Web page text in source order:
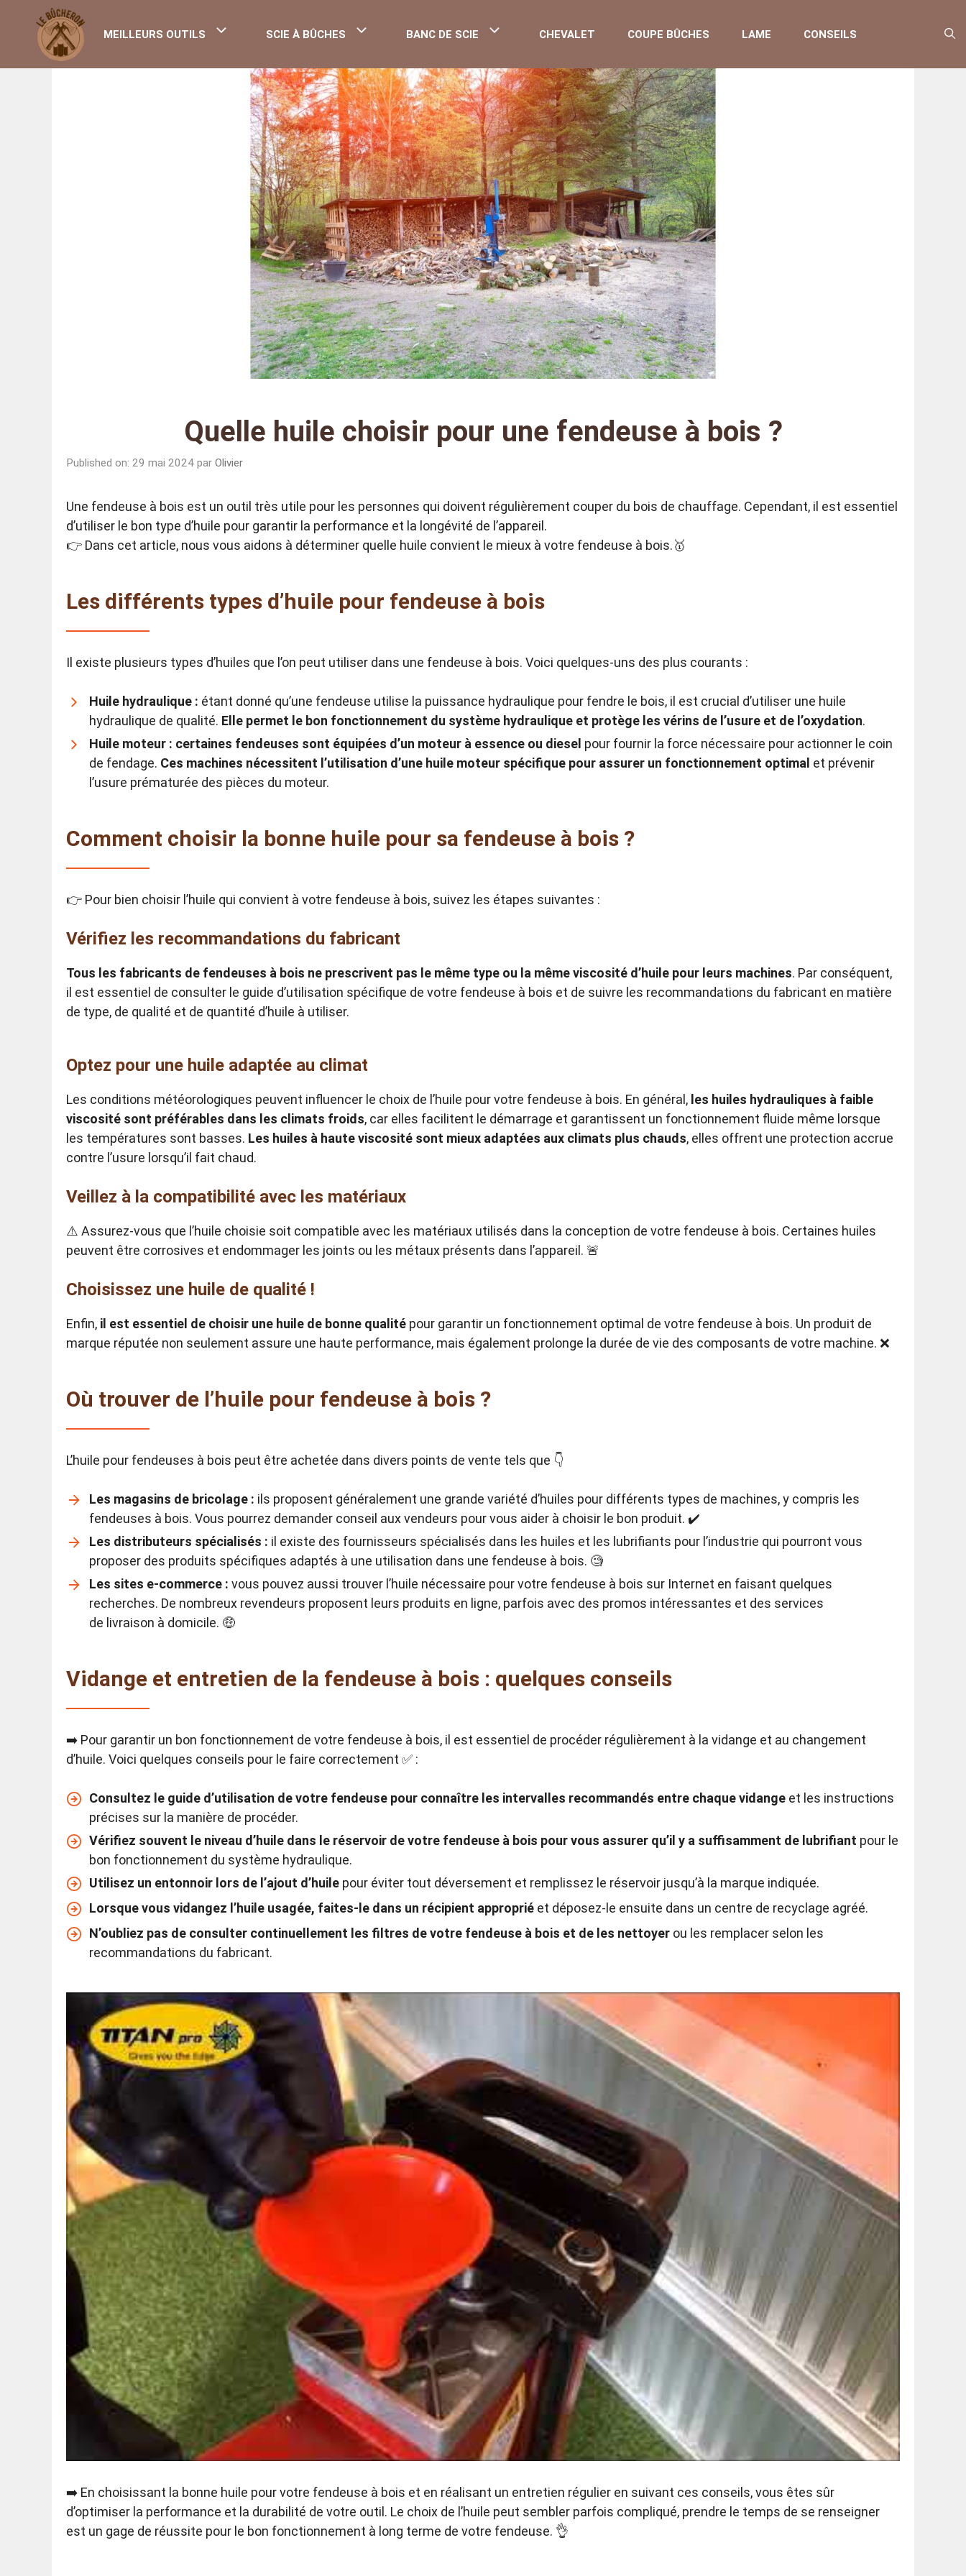
contenu
MEILLEURS OUTILS SCIE À BÛCHES BANC DE SCIE CHEVALET COUPE BÛCHES LAME CONSEILS
Quelle huile choisir pour une fendeuse à bois ?
Published on: 29 mai 2024 par Olivier
Une fendeuse à bois est un outil très utile pour les personnes qui doivent régulièrement couper du bois de chauffage. Cependant, il est essentiel
d’utiliser le bon type d’huile pour garantir la performance et la longévité de l’appareil.
👉 Dans cet article, nous vous aidons à déterminer quelle huile convient le mieux à votre fendeuse à bois.🥇
Les différents types d’huile pour fendeuse à bois
Il existe plusieurs types d’huiles que l’on peut utiliser dans une fendeuse à bois. Voici quelques-uns des plus courants :
Huile hydraulique : étant donné qu’une fendeuse utilise la puissance hydraulique pour fendre le bois, il est crucial d’utiliser une huile
hydraulique de qualité. Elle permet le bon fonctionnement du système hydraulique et protège les vérins de l’usure et de l’oxydation.
Huile moteur : certaines fendeuses sont équipées d’un moteur à essence ou diesel pour fournir la force nécessaire pour actionner le coin
de fendage. Ces machines nécessitent l’utilisation d’une huile moteur spécifique pour assurer un fonctionnement optimal et prévenir
l’usure prématurée des pièces du moteur.
Comment choisir la bonne huile pour sa fendeuse à bois ?
👉 Pour bien choisir l’huile qui convient à votre fendeuse à bois, suivez les étapes suivantes :
Vérifiez les recommandations du fabricant
Tous les fabricants de fendeuses à bois ne prescrivent pas le même type ou la même viscosité d’huile pour leurs machines. Par conséquent,
il est essentiel de consulter le guide d’utilisation spécifique de votre fendeuse à bois et de suivre les recommandations du fabricant en matière
de type, de qualité et de quantité d’huile à utiliser.
Optez pour une huile adaptée au climat
Les conditions météorologiques peuvent influencer le choix de l’huile pour votre fendeuse à bois. En général, les huiles hydrauliques à faible
viscosité sont préférables dans les climats froids, car elles facilitent le démarrage et garantissent un fonctionnement fluide même lorsque
les températures sont basses. Les huiles à haute viscosité sont mieux adaptées aux climats plus chauds, elles offrent une protection accrue
contre l’usure lorsqu’il fait chaud.
Veillez à la compatibilité avec les matériaux
⚠️ Assurez-vous que l’huile choisie soit compatible avec les matériaux utilisés dans la conception de votre fendeuse à bois. Certaines huiles
peuvent être corrosives et endommager les joints ou les métaux présents dans l’appareil. 🚨
Choisissez une huile de qualité !
Enfin, il est essentiel de choisir une huile de bonne qualité pour garantir un fonctionnement optimal de votre fendeuse à bois. Un produit de
marque réputée non seulement assure une haute performance, mais également prolonge la durée de vie des composants de votre machine. ❌
Où trouver de l’huile pour fendeuse à bois ?
L’huile pour fendeuses à bois peut être achetée dans divers points de vente tels que 👇
Les magasins de bricolage : ils proposent généralement une grande variété d’huiles pour différents types de machines, y compris les
fendeuses à bois. Vous pourrez demander conseil aux vendeurs pour vous aider à choisir le bon produit. ✔️
Les distributeurs spécialisés : il existe des fournisseurs spécialisés dans les huiles et les lubrifiants pour l’industrie qui pourront vous
proposer des produits spécifiques adaptés à une utilisation dans une fendeuse à bois. 🧐
Les sites e-commerce : vous pouvez aussi trouver l’huile nécessaire pour votre fendeuse à bois sur Internet en faisant quelques
recherches. De nombreux revendeurs proposent leurs produits en ligne, parfois avec des promos intéressantes et des services
de livraison à domicile. 🤑
Vidange et entretien de la fendeuse à bois : quelques conseils
➡️ Pour garantir un bon fonctionnement de votre fendeuse à bois, il est essentiel de procéder régulièrement à la vidange et au changement
d’huile. Voici quelques conseils pour le faire correctement ✅ :
Consultez le guide d’utilisation de votre fendeuse pour connaître les intervalles recommandés entre chaque vidange et les instructions
précises sur la manière de procéder.
Vérifiez souvent le niveau d’huile dans le réservoir de votre fendeuse à bois pour vous assurer qu’il y a suffisamment de lubrifiant pour le
bon fonctionnement du système hydraulique.
Utilisez un entonnoir lors de l’ajout d’huile pour éviter tout déversement et remplissez le réservoir jusqu’à la marque indiquée.
Lorsque vous vidangez l’huile usagée, faites-le dans un récipient approprié et déposez-le ensuite dans un centre de recyclage agréé.
N’oubliez pas de consulter continuellement les filtres de votre fendeuse à bois et de les nettoyer ou les remplacer selon les
recommandations du fabricant.
➡️ En choisissant la bonne huile pour votre fendeuse à bois et en réalisant un entretien régulier en suivant ces conseils, vous êtes sûr
d’optimiser la performance et la durabilité de votre outil. Le choix de l’huile peut sembler parfois compliqué, prendre le temps de se renseigner
est un gage de réussite pour le bon fonctionnement à long terme de votre fendeuse. 👌